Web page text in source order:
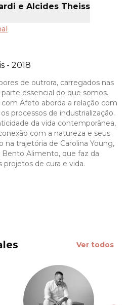
e Alcides Theiss
- 2018
de outrora, carregados nas
essencial do que somos.
Afeto aborda a relação com
processos de industrialização.
da vida contemporânea,
com a natureza e seus
na trajetória de Carolina Young,
Bento Alimento, que faz da
de cura e vida.
Ver todos